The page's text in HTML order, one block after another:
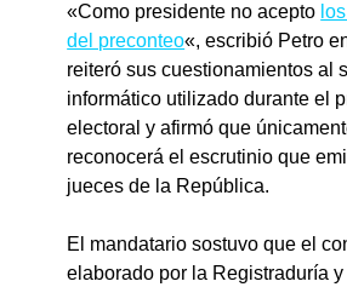
«Como presidente no acepto
del preconteo«, escribió Petro
reiteró sus cuestionamientos al
informático utilizado durante el
electoral y afirmó que
reconocerá el escrutinio que
jueces de la República.
El mandatario sostuvo que el
elaborado por la Registraduría